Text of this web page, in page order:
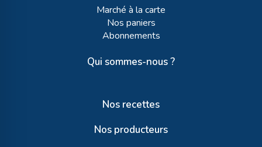
Marché à la carte
Nos paniers
Abonnements
Qui sommes-nous ?
Nos recettes
Nos producteurs